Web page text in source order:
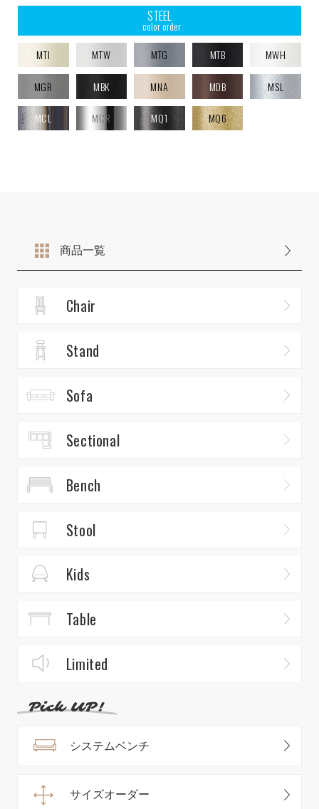
STEEL
color order
MTI
MTW MTG MTB MWH
MGR MBK MNA MDB MSL
MCL MCR MQ1 MQ6
商品一覧
Chair
Stand
Sofa
Sectional
Bench
Stool
Kids
Table
Limited
システムベンチ
サイズオーダー